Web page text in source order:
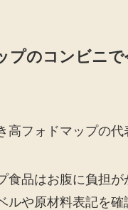
プのコンビニ
高フォドマップの代
食品はお腹に負担が
ルや原材料表記を確